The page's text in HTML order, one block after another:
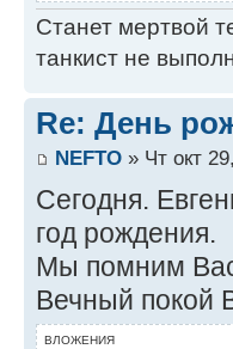
Станет мертвой
танкист не
Re: День
NEFTO » Чт окт
Сегодня.
год рождения.
Мы помним
Вечный покой
ВЛОЖЕНИЯ